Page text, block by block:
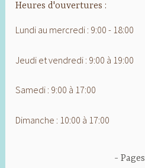
Heures d'ouvertures :
Lundi au mercredi : 9:00 - 18:00
Jeudi et vendredi : 9:00 à 19:00
Samedi : 9:00 à 17:00
Dimanche : 10:00 à 17:00
Pages